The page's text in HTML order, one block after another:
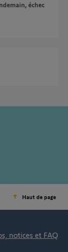
Haut de page
notices et FAQ